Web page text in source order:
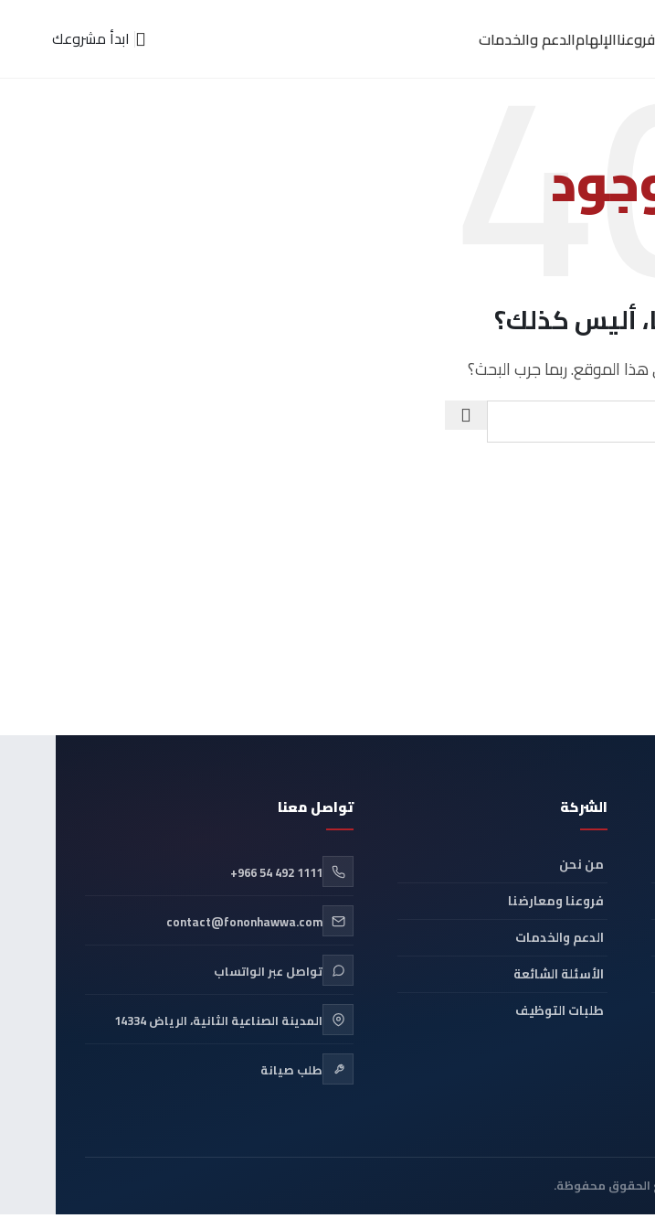
فروعناالإلهامالدعم والخدمات ابدأ مشروعك
أليس كذلك؟
الموقع. ربما جرب البحث؟
الشركة
من نحن
فروعنا ومعارضنا
الدعم والخدمات
الأسئلة الشائعة
طلبات التوظيف
تواصل معنا
+966 54 492 1111
contact@fononhawwa.com
تواصل عبر الواتساب
المدينة الصناعية الثانية، الرياض 14334
طلب صيانة